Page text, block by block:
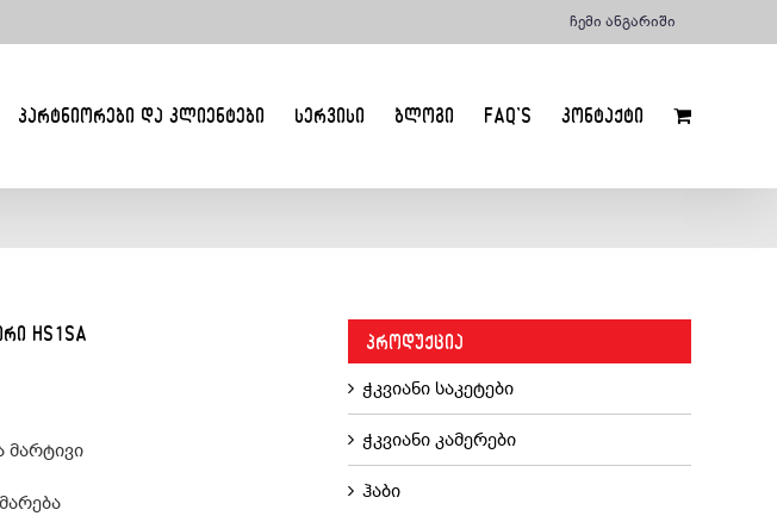
ჩემი ანგარიში
ᲞᲐᲠᲢᲜᲘᲝᲠᲔᲑᲘ ᲓᲐ ᲙᲚᲘᲔᲜᲢᲔᲑᲘ ᲡᲔᲠᲕᲘᲡᲘ ᲑᲚᲝᲒᲘ FAQ’S ᲙᲝᲜᲢᲐᲥᲢᲘ
HS1SA
მარტივი
ᲞᲠᲝᲓᲣᲥᲪᲘᲐ
ჭკვიანი საკეტები
ჭკვიანი კამერები
ჰაბი